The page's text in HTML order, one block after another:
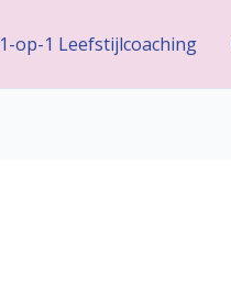
1-op-1 Leefstijlcoaching